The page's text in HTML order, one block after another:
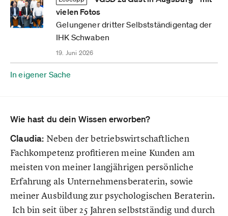
vielen Fotos
Gelungener dritter Selbstständigentag der
IHK Schwaben
19. Juni 2026
In eigener Sache
Wie hast du dein Wissen erworben?
Claudia: Neben der betriebswirtschaftlichen
Fachkompetenz profitieren meine Kunden am
meisten von meiner langjährigen persönliche
Erfahrung als Unternehmensberaterin, sowie
meiner Ausbildung zur psychologischen Beraterin.
Ich bin seit über 25 Jahren selbstständig und durch